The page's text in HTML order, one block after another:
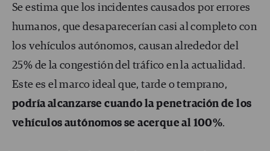
Se estima que los incidentes causados por errores
humanos, que desaparecerían casi al completo con
los vehículos autónomos, causan alrededor del
25% de la congestión del tráfico en la actualidad.
Este es el marco ideal que, tarde o temprano,
podría alcanzarse cuando la penetración de los
vehículos autónomos se acerque al 100%.